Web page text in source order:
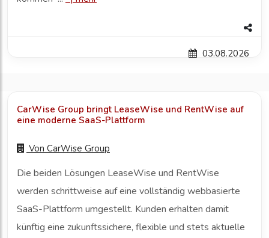
03.08.2026
CarWise Group bringt LeaseWise und RentWise auf
eine moderne SaaS-Plattform
Von CarWise Group
Die beiden Lösungen LeaseWise und RentWise
werden schrittweise auf eine vollständig webbasierte
SaaS-Plattform umgestellt. Kunden erhalten damit
künftig eine zukunftssichere, flexible und stets aktuelle